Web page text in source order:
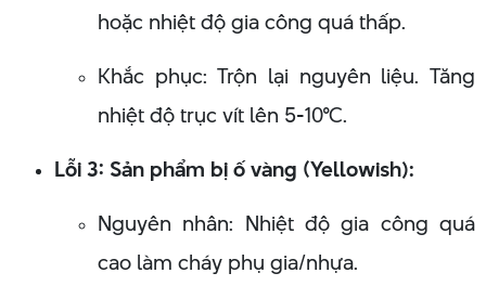
hoặc nhiệt độ gia công quá thấp.
Khắc phục: Trộn lại nguyên liệu. Tăng
nhiệt độ trục vít lên 5-10°C.
Lỗi 3: Sản phẩm bị ố vàng (Yellowish):
Nguyên nhân: Nhiệt độ gia công quá
cao làm cháy phụ gia/nhựa.